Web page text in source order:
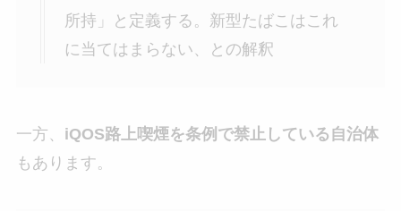
所持」と定義する。新型たばこはこれ
に当てはまらない、との解釈
一方、 iQOS路上喫煙を条例で禁止している自治体
もあります。